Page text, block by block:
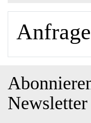
Newsletter